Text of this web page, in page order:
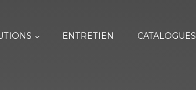
ENTRETIEN CATALOGUES